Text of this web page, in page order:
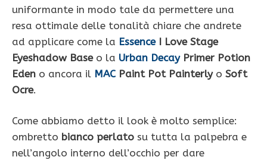
uniformante in modo tale da permettere una
resa ottimale delle tonalità chiare che andrete
ad applicare come la EssenceI Love Stage
Eyeshadow Baseo la Urban DecayPrimer Potion
Eden o ancora il MAC Paint Pot Painterlyo Soft
Ocre.
Come abbiamo detto il look è molto semplice:
ombretto bianco perlato su tutta la palpebra e
nell’angolo interno dell’occhio per dare